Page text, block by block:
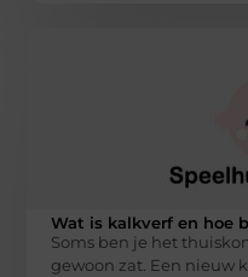
Wat is kalkverf en hoe
Soms ben je het
gewoon zat. Een nieuw